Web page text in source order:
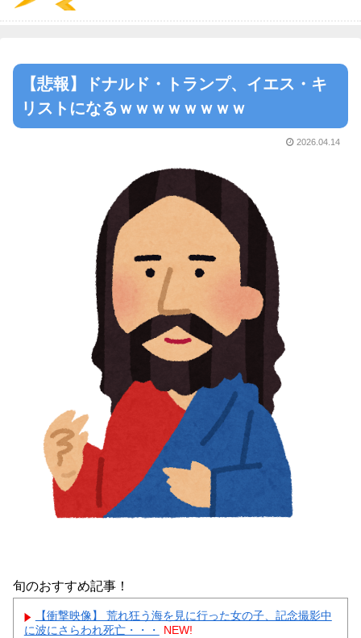
【悲報】ドナルド・トランプ、イエス・キ
リストになるｗｗｗｗｗｗｗｗ
2026.04.14
旬のおすすめ記事！
【衝撃映像】 荒れ狂う海を見に行った女の子、記念撮影中
に波にさらわれ死亡・・・
NEW!